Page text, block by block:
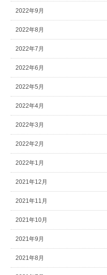
2022年9月
2022年8月
2022年7月
2022年6月
2022年5月
2022年4月
2022年3月
2022年2月
2022年1月
2021年12月
2021年11月
2021年10月
2021年9月
2021年8月